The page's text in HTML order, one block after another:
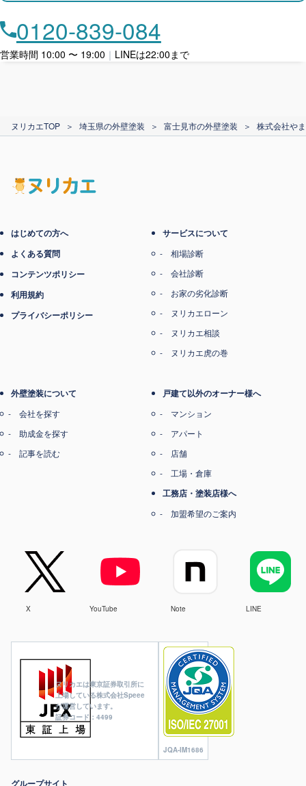
ローン利用
カード支払い
0120-839-084
営業時間 10:00 〜 19:00 ｜ LINEは22:00まで
ヌリカエTOP ＞ 埼玉県の外壁塗装 ＞ 富士見市の外壁塗装 ＞ 株式会社や
ヌリカエは東京証券取引所に
上場している株式会社Speee
が運営しています。
証券コード：4499
JQA-IM1686
はじめての方へ
よくある質問
コンテンツポリシー
利用規約
プライバシーポリシー
サービスについて
相場診断
会社診断
お家の劣化診断
ヌリカエローン
ヌリカエ相談
ヌリカエ虎の巻
外壁塗装について
会社を探す
助成金を探す
記事を読む
戸建て以外のオーナー様へ
マンション
アパート
店舗
工場・倉庫
工務店・塗装店様へ
加盟希望のご案内
X YouTube Note LINE
グループサイト